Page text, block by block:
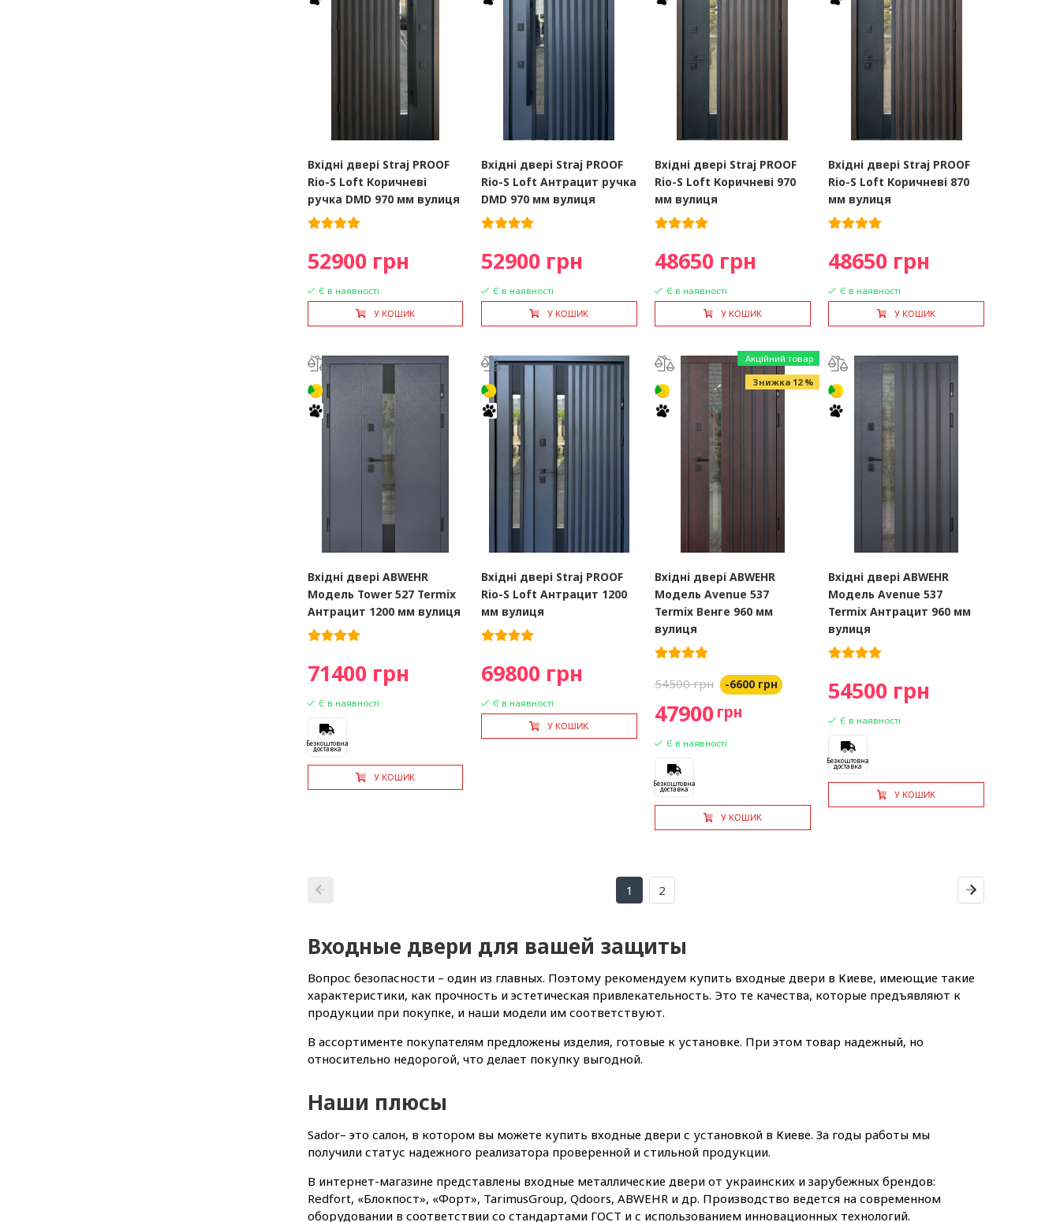
Вхідні двері Straj PROOF
Rio-S Loft Коричневі
ручка DMD 970 мм вулиця
52900 грн
Є в наявності
У КОШИК
Вхідні двері Straj PROOF
Rio-S Loft Антрацит ручка
DMD 970 мм вулиця
52900 грн
Є в наявності
У КОШИК
Вхідні двері Straj PROOF
Rio-S Loft Коричневі 970
мм вулиця
48650 грн
Є в наявності
У КОШИК
Вхідні двері Straj PROOF
Rio-S Loft Коричневі 870
мм вулиця
48650 грн
Є в наявності
У КОШИК
Вхідні двері ABWEHR
Модель Tower 527 Termix
Антрацит 1200 мм вулиця
71400 грн
Є в наявності
Безкоштовна
доставка
У КОШИК
Вхідні двері Straj PROOF
Rio-S Loft Антрацит 1200
мм вулиця
69800 грн
Є в наявності
У КОШИК
Акційний товар
Знижка 12 %
Вхідні двері ABWEHR
Модель Avenue 537
Termix Венге 960 мм
вулиця
54500 грн -6600 грн
47900 грн
Є в наявності
Безкоштовна
доставка
У КОШИК
Вхідні двері ABWEHR
Модель Avenue 537
Termix Антрацит 960 мм
вулиця
54500 грн
Є в наявності
Безкоштовна
доставка
У КОШИК
1 2
Входные двери для вашей защиты
Вопрос безопасности – один из главных. Поэтому рекомендуем купить входные двери в Киеве, имеющие такие
характеристики, как прочность и эстетическая привлекательность. Это те качества, которые предъявляют к
продукции при покупке, и наши модели им соответствуют.
В ассортименте покупателям предложены изделия, готовые к установке. При этом товар надежный, но
относительно недорогой, что делает покупку выгодной.
Наши плюсы
Sador– это салон, в котором вы можете купить входные двери с установкой в Киеве. За годы работы мы
получили статус надежного реализатора проверенной и стильной продукции.
В интернет-магазине представлены входные металлические двери от украинских и зарубежных брендов:
Redfort, «Блокпост», «Форт», TarimusGroup, Qdoors, ABWEHR и др. Производство ведется на современном
оборудовании в соответствии со стандартами ГОСТ и с использованием инновационных технологий.